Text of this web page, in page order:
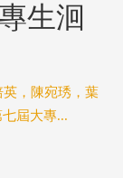
生洄
，陳宛琇，葉
屆大專...